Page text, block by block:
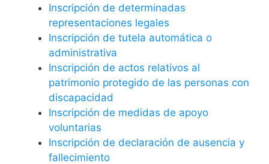
Inscripción de determinadas
representaciones legales
Inscripción de tutela automática o
administrativa
Inscripción de actos relativos al
patrimonio protegido de las personas con
discapacidad
Inscripción de medidas de apoyo
voluntarias
Inscripción de declaración de ausencia y
fallecimiento